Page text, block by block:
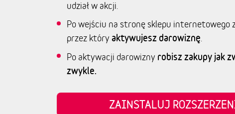
udział w akcji.
Po wejściu na stronę sklepu internetowego
przez który aktywujesz darowiznę
Po aktywacji darowizny robisz zakupy jak
zwykle.
ZAINSTALUJ